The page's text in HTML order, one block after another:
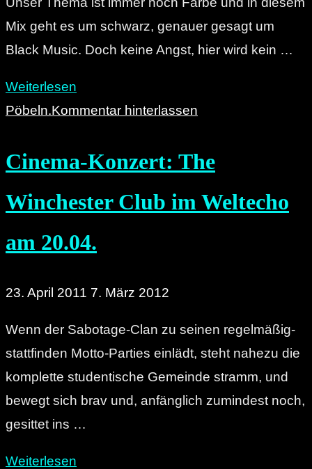
Mix geht es um schwarz, genauer gesagt um
Black Music. Doch keine Angst, hier wird kein …
Weiterlesen
erwünscht:
re:marx-
Pöbeln.Kommentar hinterlassen
Cinema-Konzert: The
Winchester Club im Weltecho
am 20.04.
23. April 2011 7. März 2012
Wenn der Sabotage-Clan zu seinen regelmäßig-
stattfinden Motto-Parties einlädt, steht nahezu die
komplette studentische Gemeinde stramm, und
bewegt sich brav und, anfänglich zumindest noch,
gesittet ins …
Weiterlesen